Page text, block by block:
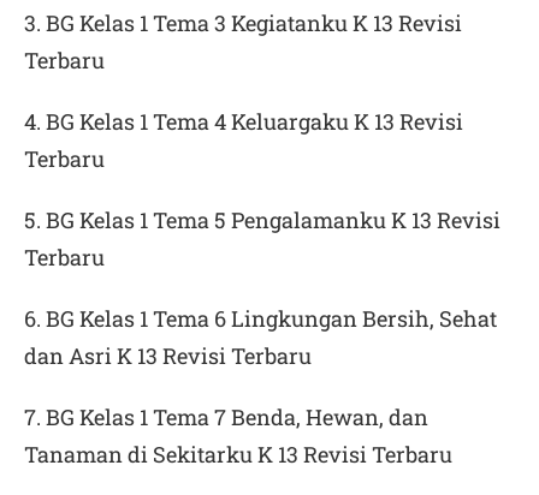
3. BG Kelas 1 Tema 3 Kegiatanku K 13 Revisi
Terbaru
4. BG Kelas 1 Tema 4 Keluargaku K 13 Revisi
Terbaru
5. BG Kelas 1 Tema 5 Pengalamanku K 13 Revisi
Terbaru
6. BG Kelas 1 Tema 6 Lingkungan Bersih, Sehat
dan Asri K 13 Revisi Terbaru
7. BG Kelas 1 Tema 7 Benda, Hewan, dan
Tanaman di Sekitarku K 13 Revisi Terbaru